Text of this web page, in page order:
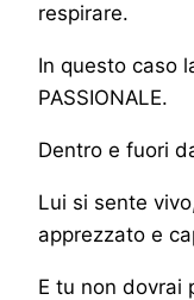
respirare.
In questo caso
PASSIONALE.
Dentro e fuori
Lui si sente
apprezzato e
E tu non dovrai